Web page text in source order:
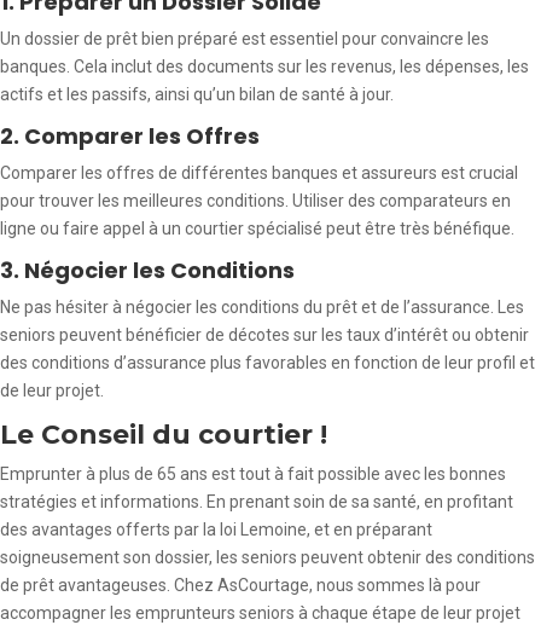
Un dossier de prêt bien préparé est essentiel pour convaincre les
banques. Cela inclut des documents sur les revenus, les dépenses, les
actifs et les passifs, ainsi qu’un bilan de santé à jour.
2. Comparer les Offres
Comparer les offres de différentes banques et assureurs est crucial
pour trouver les meilleures conditions. Utiliser des comparateurs en
ligne ou faire appel à un courtier spécialisé peut être très bénéfique.
3. Négocier les Conditions
Ne pas hésiter à négocier les conditions du prêt et de l’assurance. Les
seniors peuvent bénéficier de décotes sur les taux d’intérêt ou obtenir
des conditions d’assurance plus favorables en fonction de leur profil et
de leur projet.
Le Conseil du courtier !
Emprunter à plus de 65 ans est tout à fait possible avec les bonnes
stratégies et informations. En prenant soin de sa santé, en profitant
des avantages offerts par la loi Lemoine, et en préparant
soigneusement son dossier, les seniors peuvent obtenir des conditions
de prêt avantageuses. Chez AsCourtage, nous sommes là pour
accompagner les emprunteurs seniors à chaque étape de leur projet